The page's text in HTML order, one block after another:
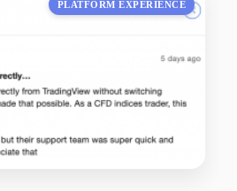
PLATFORM EXPERIENCE